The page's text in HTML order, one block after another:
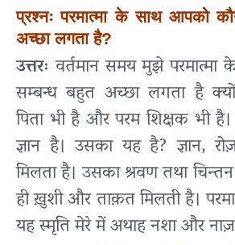
प्रश्नः परमात्मा के साथ आपको
अच्छा लगता है?
उत्तरः वर्तमान समय मुझे
सम्बन्ध बहुत अच्छा लगता है
पिता भी है और परम शिक्षक भी
ज्ञान है। उसका यह है? ज्ञान,
मिलता है। उसका श्रवण तथा
ही ख़ुशी और ताक़त मिलती है।
यह स्मृति मेरे में अथाह नशा और